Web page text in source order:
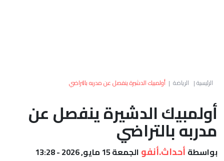
العالم
أعمدة
الرئيسية| الرياضة | أولمبيك الدشيرة ينفصل عن مدربه بالتراضي
أولمبيك الدشيرة ينفصل عن
مدربه بالتراضي
بواسطة أحداث.أنفو الجمعة 15 مايو, 2026 - 13:28